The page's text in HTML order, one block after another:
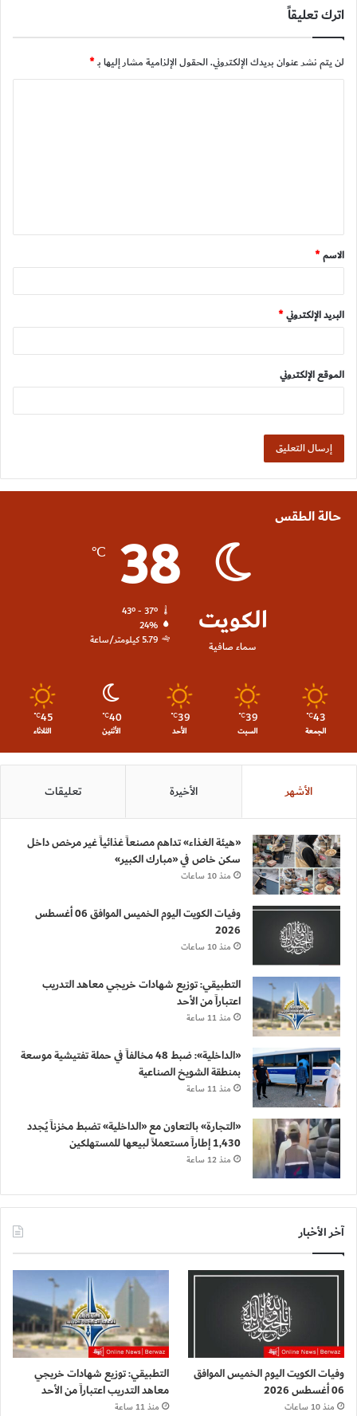
اترك تعليقاً
لن يتم نشر عنوان بريدك الإلكتروني.الحقول الإلزامية مشار إليها بـ*
ق
*
الاسم*
البريد الإلكتروني*
الموقع الإلكتروني
حالة الطقس
الكويت
سماء صافية
38
℃
43º - 37º
24%
5.79 كيلومتر/ساعة
43
℃
الجمعة
39
℃
السبت
39
℃
الأحد
40
℃
الأثنين
45
℃
الثلاثاء
الأشهر الأخيرة تعليقات
«هيئة الغذاء» تداهم مصنعاً غذائياً غير مرخص داخل
سكن خاص في «مبارك الكبير»
منذ 10 ساعات
وفيات الكويت اليوم الخميس الموافق 06 أغسطس
2026
منذ 10 ساعات
التطبيقي: توزيع شهادات خريجي معاهد التدريب
اعتباراً من الأحد
منذ 11 ساعة
«الداخلية»: ضبط 48 مخالفاً في حملة تفتيشية موسعة
بمنطقة الشويخ الصناعية
منذ 11 ساعة
«التجارة» بالتعاون مع «الداخلية» تضبط مخزناً يُجدد
1,430 إطاراً مستعملاً لبيعها للمستهلكين
منذ 12 ساعة
آخر الأخبار
وفيات الكويت اليوم الخميس الموافق
06 أغسطس 2026
منذ 10 ساعات
التطبيقي: توزيع شهادات خريجي
معاهد التدريب اعتباراً من الأحد
منذ 11 ساعة